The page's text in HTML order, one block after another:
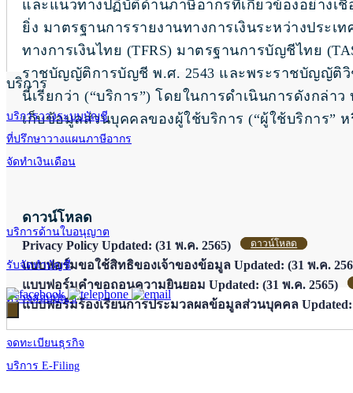
และแนวทางปฏิบัติด้านภาษีอากรที่เกี่ยวข้องอย่างเ
ยิ่ง มาตรฐานการรายงานทางการเงินระหว่างประเ
ทางการเงินไทย (TFRS) มาตรฐานการบัญชีไทย
ราชบัญญัติการบัญชี พ.ศ. 2543 และพระราชบัญญัติ
นี้เรียกว่า (“บริการ”) โดยในการดำเนินการดังกล่า
เก็บข้อมูลส่วนบุคคลของผู้ใช้บริการ (“ผู้ใช้บริการ” ห
ดาวน์โหลด
Privacy Policy Updated: (31 พ.ค. 2565) ดาวน์โหลด
แบบฟอร์มขอใช้สิทธิของเจ้าของข้อมูล Updated: (31 พ.ค.
แบบฟอร์มคำขอถอนความยินยอม Updated: (31 พ.ค. 2565)
แบบฟอร์มร้องเรียนการประมวลผลข้อมูลส่วนบุคคล
บริการ
บริการวางระบบบัญชี
ที่ปรึกษาวางแผนภาษีอากร
จัดทำเงินเดือน
บริการด้านใบอนุญาต
รับจัดทำบัญชี
ตรวจสอบบัญชี
จดทะเบียนธุรกิจ
บริการ E-Filing